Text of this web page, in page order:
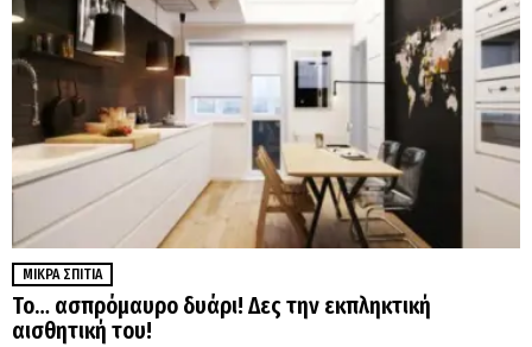
ΜΙΚΡΆ ΣΠΊΤΙΑ
Το… ασπρόμαυρο δυάρι! Δες την εκπληκτική
αισθητική του!